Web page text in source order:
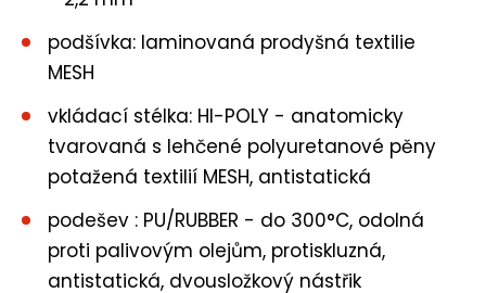
podšívka: laminovaná prodyšná textilie
MESH
vkládací stélka: HI-POLY - anatomicky
tvarovaná s lehčené polyuretanové pěny
potažená textilií MESH, antistatická
podešev : PU/RUBBER - do 300°C, odolná
proti palivovým olejům, protiskluzná,
antistatická, dvousložkový nástřik